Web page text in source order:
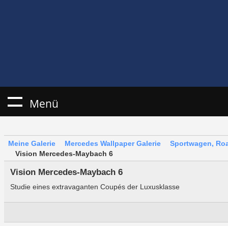
Menü
Meine Galerie Mercedes Wallpaper Galerie
Sportwagen,
Vision Mercedes-Maybach 6
Vision Mercedes-Maybach 6
Studie eines extravaganten Coupés der Luxusklasse